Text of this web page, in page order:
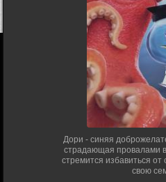
Дори - синяя
страдающая провалами
стремится избавиться от
свою